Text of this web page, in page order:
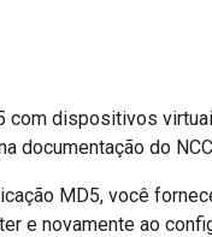
com dispositivos
documentação do
MD5, você
e novamente ao